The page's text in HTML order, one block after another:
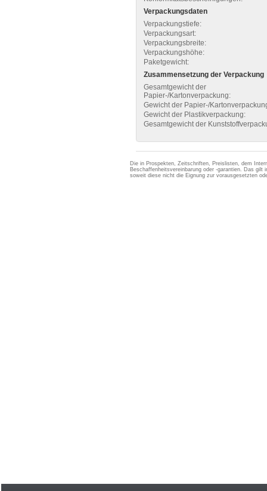
Verpackungsdaten
Verpackungstiefe:
Verpackungsart:
Verpackungsbreite:
Verpackungshöhe:
Paketgewicht:
Zusammensetzung der Verpackung
Gesamtgewicht der
Papier-/Kartonverpackung:
Gewicht der Papier-/
Gewicht der Plastikverpackung:
Gesamtgewicht der
Die in Prospekten, Zeitschriften, Preislisten, dem
Beschaffenheitsvereinbarung oder -garantien. Das
soweit diese nicht die Eignung zur vorausgesetzten